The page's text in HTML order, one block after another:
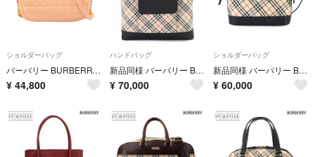
ショルダーバッグ
バーバリー BURBERRY ローラ ショルダーバッグ バッグ レザー レディース ピンク系 【中古】
¥ 44,800
ハンドバッグ
新品同様 バーバリー BURBERRY ノバチェック ハンド バッグ キャンバス レザー ベージュ ブラック シルバー 金具 Hand Bag 90322618
¥ 70,000
ショルダーバッグ
新品同様 バーバリー BURBERRY ノバチェック ショルダー バッグ キャンバス レザー ベージュ ブラック Shoulder Bag 90322604
¥ 60,000